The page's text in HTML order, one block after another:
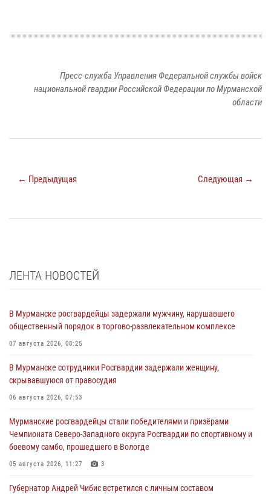
Пресс-служба Управления Федеральной службы войск
национальной гвардии Российской Федерации по Мурманской
области
← Предыдущая Следующая →
ЛЕНТА НОВОСТЕЙ
В Мурманске росгвардейцы задержали мужчину, нарушавшего
общественный порядок в торгово-развлекательном комплексе
07 августа 2026, 08:25
В Мурманске сотрудники Росгвардии задержали женщину,
скрывавшуюся от правосудия
06 августа 2026, 07:53
Мурманские росгвардейцы стали победителями и призёрами
Чемпионата Северо-Западного округа Росгвардии по спортивному и
боевому самбо, прошедшего в Вологде
05 августа 2026, 11:27 3
Губернатор Андрей Чибис встретился с личным составом